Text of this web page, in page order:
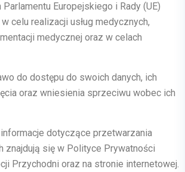
Europejskiego i Rady (UE)
celu realizacji usług medycznych,
medycznej oraz w celach
do dostępu do swoich danych, ich
oraz wniesienia sprzeciwu wobec ich
dotyczące przetwarzania
znajdują się w Polityce Prywatności
Przychodni oraz na stronie internetowej.